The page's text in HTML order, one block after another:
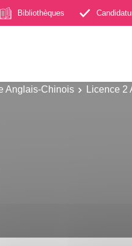
Bibliothèques
Anglais-Chinois Licence 2